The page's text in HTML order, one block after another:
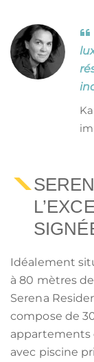
Idéalement
à 80 mètres
Serena
compose de
appartements
avec piscine